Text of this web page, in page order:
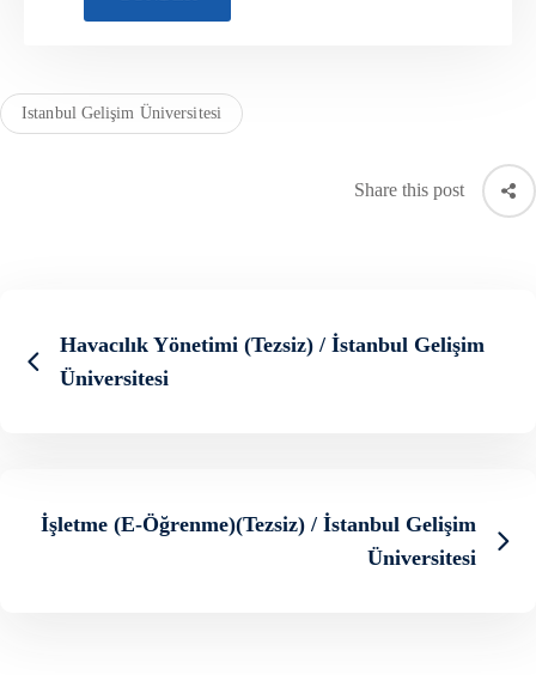
Istanbul Gelişim Üniversitesi
Share this post
Havacılık Yönetimi (Tezsiz) / İstanbul Gelişim
Üniversitesi
İşletme (E-Öğrenme)(Tezsiz) / İstanbul Gelişim
Üniversitesi